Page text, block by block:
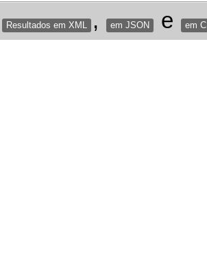
Resultados em XML , em JSON e em